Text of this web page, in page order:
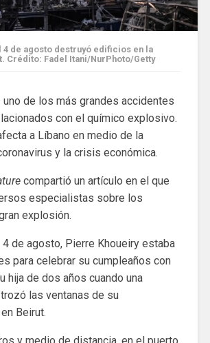
4 de agosto destruyó edificios en la
Crédito: Fadel Itani/NurPhoto/Getty
uno de los más grandes accidentes
con el químico explosivo.
a Líbano en medio de la
y la crisis económica.
compartió un artículo en el que
especialistas sobre los
explosión.
4 de agosto, Pierre Khoueiry estaba
para celebrar su cumpleaños con
hija de dos años cuando una
las ventanas de su
Beirut.